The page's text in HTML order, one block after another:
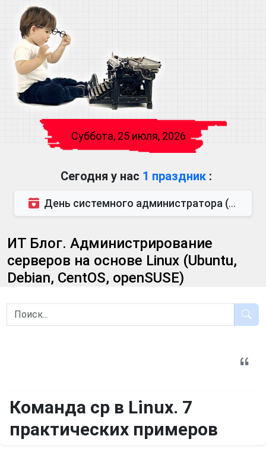
Суббота, 25 июля, 2026
Сегодня у нас 1 праздник :
День системного администратора (также известен как День сисадмина) — праздник, который отмечается...
ИТ Блог. Администрирование
серверов на основе Linux (Ubuntu,
Debian, CentOS, openSUSE)
Команда cp в Linux. 7
практических примеров